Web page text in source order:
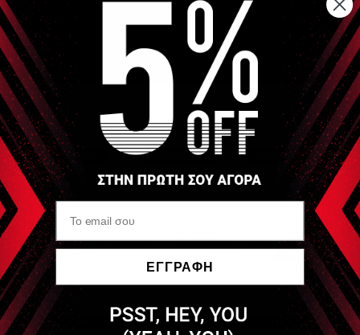
Τεχνικά Χαρακτηριστικά:
Διαστάσεις: Μήκος 180 cm, πλάτος 79 cm, ύψος 78 cm
Χωρητικότητα: 320 l (βέλτιστη στάθμη νερού)
Βάρος κενό: 110 kg
Βάρος γεμάτο: 430 kg
Εύρος θερμοκρασίας: Ρυθμιζόμενο μεταξύ +4°C και
+40°C
Ηλεκτρική ισχύς ψύξης / θέρμανσης: 6-7°C / ώρα
Κατανάλωση ενέργειας: 2-5 kWh/ ημέρα
Ψυκτικό μέσο: R32 (GWP value 675)
ΕΓΓΡΑΦΗ